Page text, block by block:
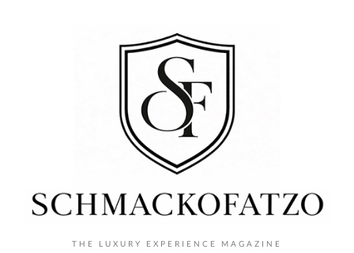
THE LUXURY EXPERIENCE MAGAZINE